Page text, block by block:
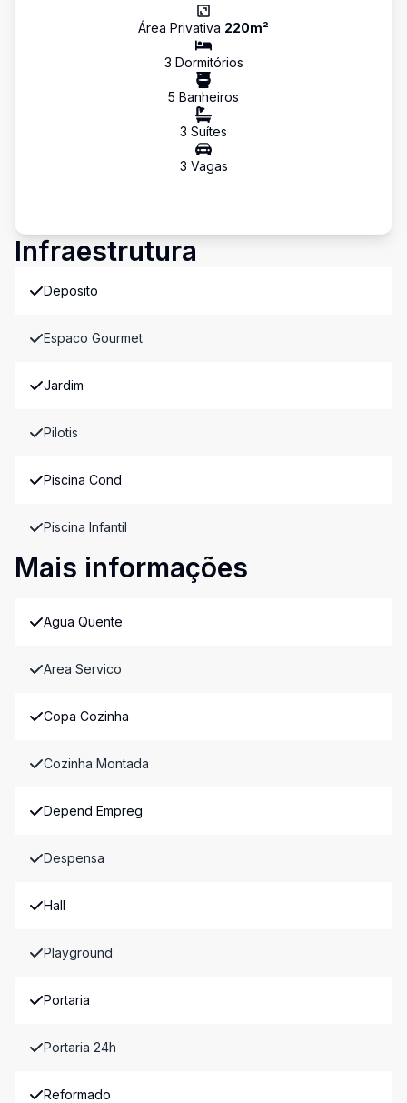
Área Privativa 220m²
3 Dormitórios
5 Banheiros
3 Suítes
3 Vagas
Infraestrutura
Deposito
Espaco Gourmet
Jardim
Pilotis
Piscina Cond
Piscina Infantil
Mais informações
Agua Quente
Area Servico
Copa Cozinha
Cozinha Montada
Depend Empreg
Despensa
Hall
Playground
Portaria
Portaria 24h
Reformado